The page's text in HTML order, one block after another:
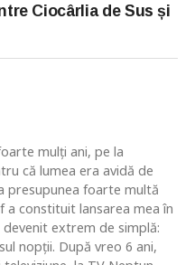
Ciocârlia de Sus și
mulţi ani, pe la
că lumea era avidă de
presupunea foarte multă
a constituit lansarea mea în
extrem de simplă:
nopţii. După vreo 6 ani,